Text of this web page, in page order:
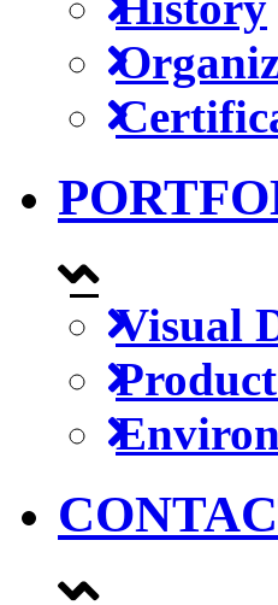
Visual